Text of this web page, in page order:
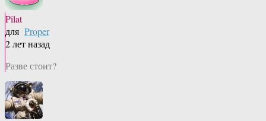
Pilat
для Proper
2 лет назад
Разве стоит?